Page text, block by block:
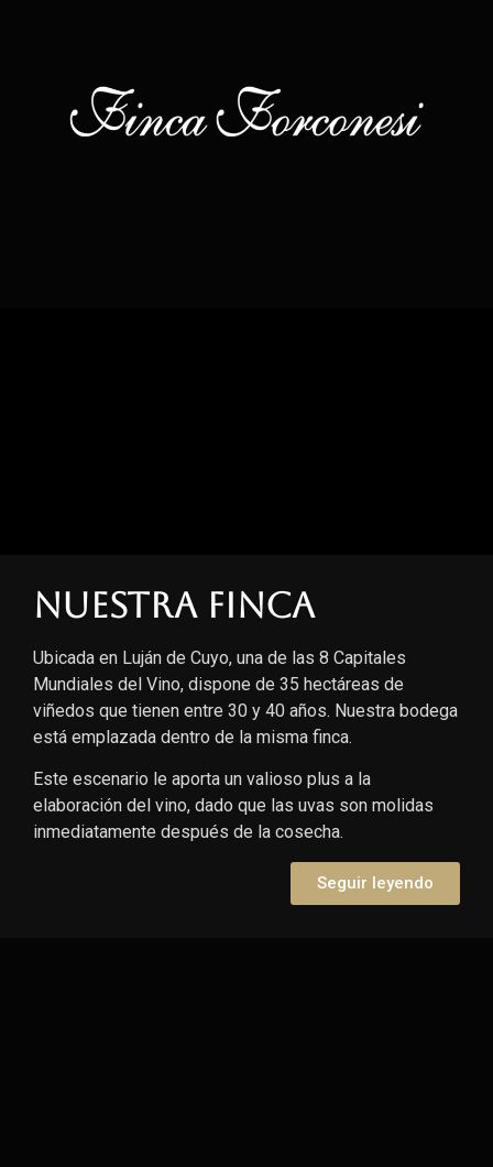
Nuestra finca
Ubicada en Luján de Cuyo, una de las 8 Capitales
Mundiales del Vino, dispone de 35 hectáreas de
viñedos que tienen entre 30 y 40 años. Nuestra bodega
está emplazada dentro de la misma finca.
Este escenario le aporta un valioso plus a la
elaboración del vino, dado que las uvas son molidas
inmediatamente después de la cosecha.
Seguir leyendo